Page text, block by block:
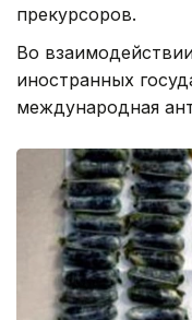
прекурсоров.
Во
иностранных
международная